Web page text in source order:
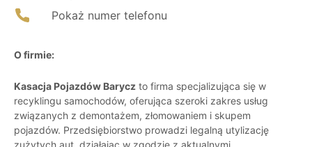
Pokaż numer telefonu
O firmie:
Kasacja Pojazdów Barycz to firma specjalizująca się w
recyklingu samochodów, oferująca szeroki zakres usług
związanych z demontażem, złomowaniem i skupem
pojazdów. Przedsiębiorstwo prowadzi legalną utylizację
zużytych aut, działając w zgodzie z aktualnymi